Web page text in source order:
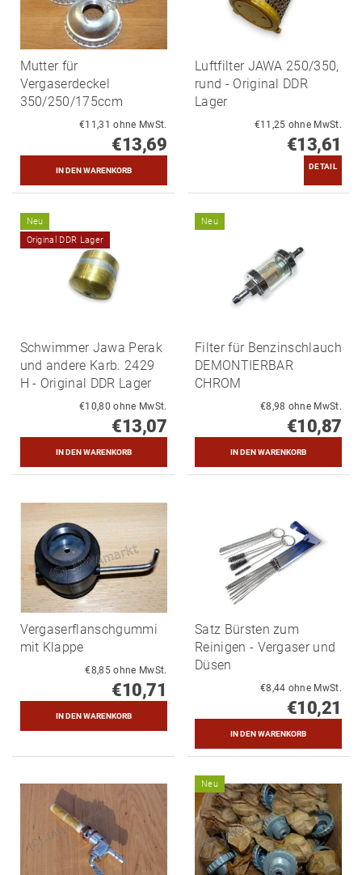
Mutter für
Vergaserdeckel
350/250/175ccm
€11,31 ohne MwSt.
€13,69
Luftfilter JAWA 250/350,
rund - Original DDR
Lager
€11,25 ohne MwSt.
€13,61
DETAIL
Neu
Original DDR Lager
Schwimmer Jawa Perak
und andere Karb. 2429
H - Original DDR Lager
€10,80 ohne MwSt.
€13,07
Neu
Filter für Benzinschlauch
DEMONTIERBAR
CHROM
€8,98 ohne MwSt.
€10,87
Vergaserflanschgummi
mit Klappe
€8,85 ohne MwSt.
€10,71
Satz Bürsten zum
Reinigen - Vergaser und
Düsen
€8,44 ohne MwSt.
€10,21
Neu